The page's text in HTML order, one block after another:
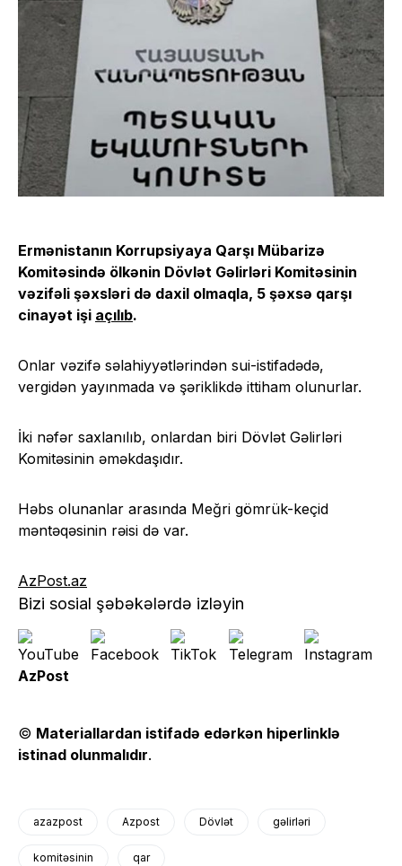
Ermənistanın Korrupsiyaya Qarşı Mübarizə
Komitəsində ölkənin Dövlət Gəlirləri Komitəsinin
vəzifəli şəxsləri də daxil olmaqla, 5 şəxsə qarşı
cinayət işi açılıb.
Onlar vəzifə səlahiyyətlərindən sui-istifadədə,
vergidən yayınmada və şəriklikdə ittiham olunurlar.
İki nəfər saxlanılıb, onlardan biri Dövlət Gəlirləri
Komitəsinin əməkdaşıdır.
Həbs olunanlar arasında Meğri gömrük-keçid
məntəqəsinin rəisi də var.
AzPost.az
Bizi sosial şəbəkələrdə izləyin
AzPost
© Materiallardan istifadə edərkən hiperlinklə
istinad olunmalıdır.
azazpost Azpost Dövlət gəlirləri
komitəsinin qar